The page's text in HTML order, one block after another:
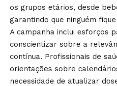
os grupos etários, desde
garantindo que ninguém
A campanha inclui esforços
conscientizar sobre a
contínua. Profissionais de
orientações sobre
necessidade de atualizar